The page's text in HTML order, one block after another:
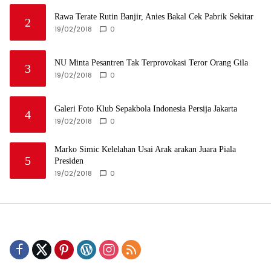
2 Rawa Terate Rutin Banjir, Anies Bakal Cek Pabrik Sekitar
19/02/2018 0
3 NU Minta Pesantren Tak Terprovokasi Teror Orang Gila
19/02/2018 0
4 Galeri Foto Klub Sepakbola Indonesia Persija Jakarta
19/02/2018 0
5
Marko Simic Kelelahan Usai Arak arakan Juara Piala
Presiden
19/02/2018 0